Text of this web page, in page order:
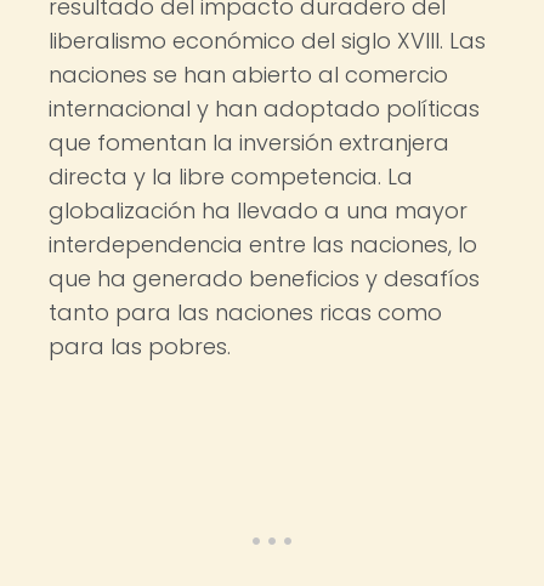
resultado del impacto duradero del
liberalismo económico del siglo XVIII. Las
naciones se han abierto al comercio
internacional y han adoptado políticas
que fomentan la inversión extranjera
directa y la libre competencia. La
globalización ha llevado a una mayor
interdependencia entre las naciones, lo
que ha generado beneficios y desafíos
tanto para las naciones ricas como
para las pobres.